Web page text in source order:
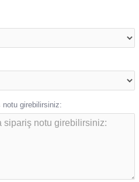
notu girebilirsiniz: